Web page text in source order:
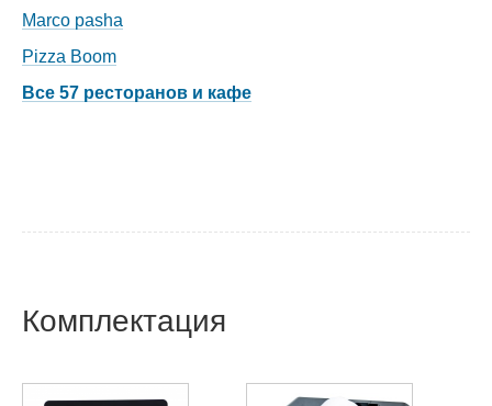
Marco pasha
Pizza Boom
Все 57 ресторанов и кафе
Комплектация